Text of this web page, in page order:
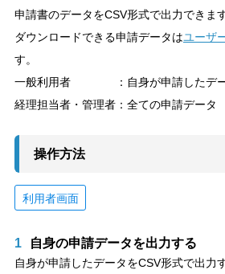
申請書のデータをCSV形式で出力できます
ダウンロードできる申請データはユーザ
す。
一般利用者 ：自身が申請したデー
経理担当者・管理者：全ての申請データ
操作方法
利用者画面
1 自身の申請データを出力する
自身が申請したデータをCSV形式で出力